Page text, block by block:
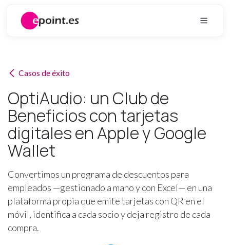
Casos de éxito
OptiAudio: un Club de
Beneficios con tarjetas
digitales en Apple y Google
Wallet
Convertimos un programa de descuentos para
empleados —gestionado a mano y con Excel— en una
plataforma propia que emite tarjetas con QR en el
móvil, identifica a cada socio y deja registro de cada
compra.